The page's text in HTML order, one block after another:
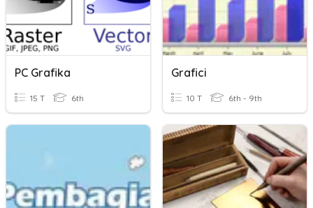
PC Grafika
15 T 6th
Grafici
10 T 6th - 9th